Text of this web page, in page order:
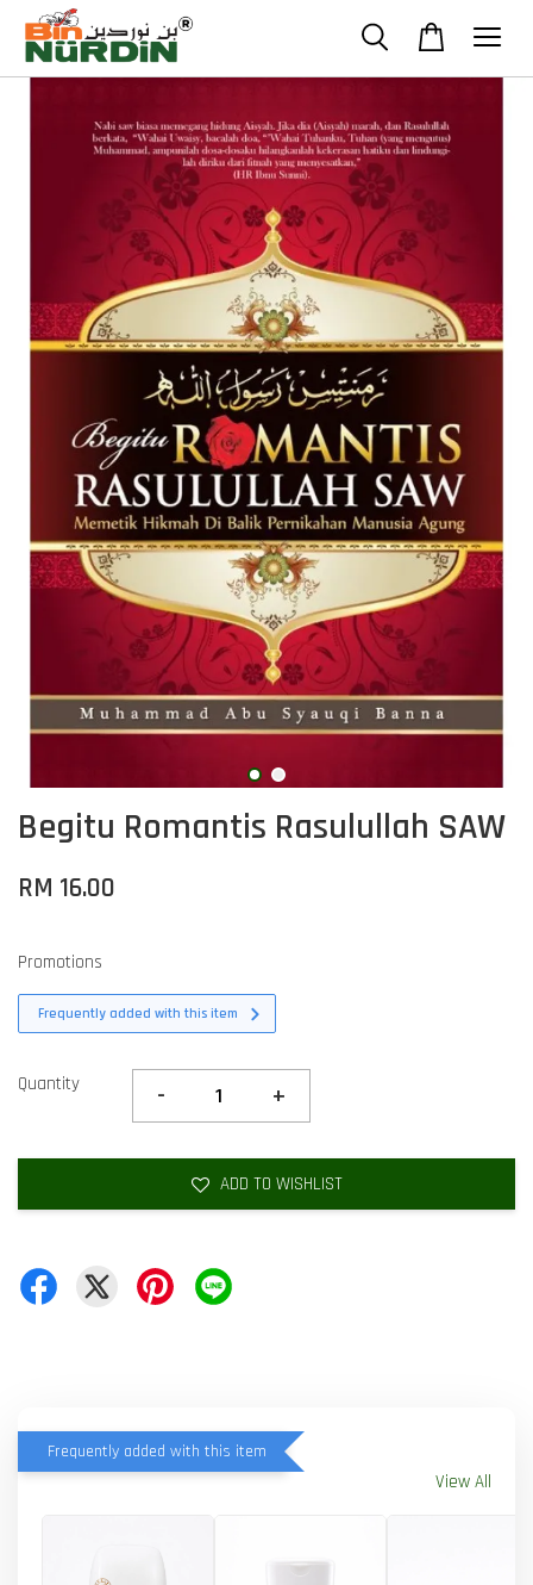
Begitu Romantis Rasulullah SAW
RM 16.00
Promotions
Frequently added with this item
Quantity - +
ADD TO WISHLIST
Frequently added with this item
View All